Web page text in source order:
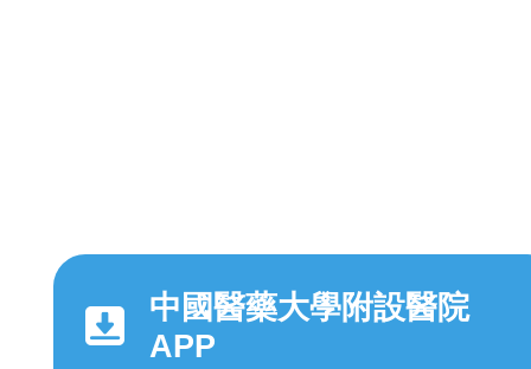
中國醫藥大學附設醫院
APP